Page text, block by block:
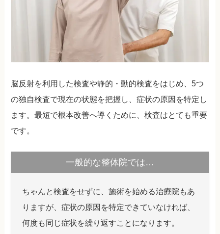
脳反射を利用した検査や静的・動的検査をはじめ、5つ
の独自検査で現在の状態を把握し、症状の原因を特定し
ます。最短で根本改善へ導くために、検査はとても重要
です。
一般的な整体院では…
ちゃんと検査をせずに、施術を始める治療院もあ
りますが、症状の原因を特定できていなければ、
何度も同じ症状を繰り返すことになります。